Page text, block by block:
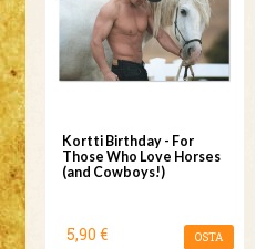
Kortti Birthday - For
Those Who Love Horses
(and Cowboys!)
5,90 € OSTA